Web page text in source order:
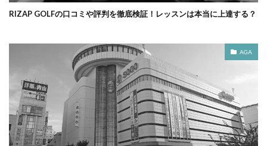
RIZAP GOLFの口コミや評判を徹底検証！レッスンは本当に上達する？
AGA